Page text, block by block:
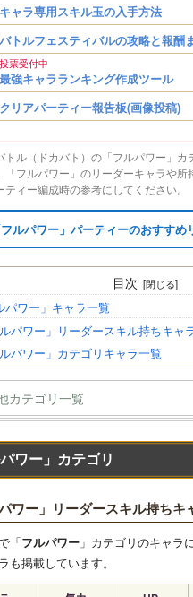
キャラ専用スキル玉の入手方法
バトルフェスティバルの攻略と報酬
投票受付中
最強キャラランキング作成ツール
クリアパーティー報告板(画像投稿)
トル（ドカバト）の「フルパワー」
「フルパワー」のリーダーキャラや所
ティー編成時の参考にしてください。
フルパワー」パーティーのおすすめ
目次
パワー」キャラ一覧
ルパワー」リーダースキル持ちキャ
ルパワー」カテゴリキャラ一覧
カテゴリ一覧
パワー」カテゴリ
パワー」リーダースキル持ちキ
「フルパワー 」カテゴリのキャラ
も掲載しています。